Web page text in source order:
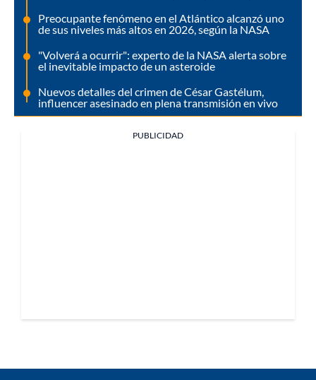
Preocupante fenómeno en el Atlántico alcanzó uno
de sus niveles más altos en 2026, según la NASA
"Volverá a ocurrir": experto de la NASA alerta sobre
el inevitable impacto de un asteroide
Nuevos detalles del crimen de César Gastélum,
influencer asesinado en plena transmisión en vivo
PUBLICIDAD